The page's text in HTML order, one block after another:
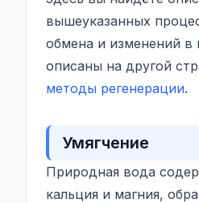
вышеуказанных
обмена и изменений в
описаны на другой
методы регенерации.
Умягчение
Природная вода
кальция и магния,